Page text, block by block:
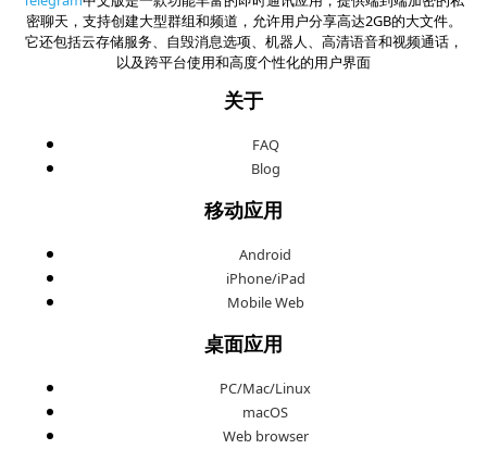
密聊天，支持创建大型群组和频道，允许用户分享高达2GB的大文件。
它还包括云存储服务、自毁消息选项、机器人、高清语音和视频通话，
以及跨平台使用和高度个性化的用户界面
关于
FAQ
Blog
移动应用
Android
iPhone/iPad
Mobile Web
桌面应用
PC/Mac/Linux
macOS
Web browser